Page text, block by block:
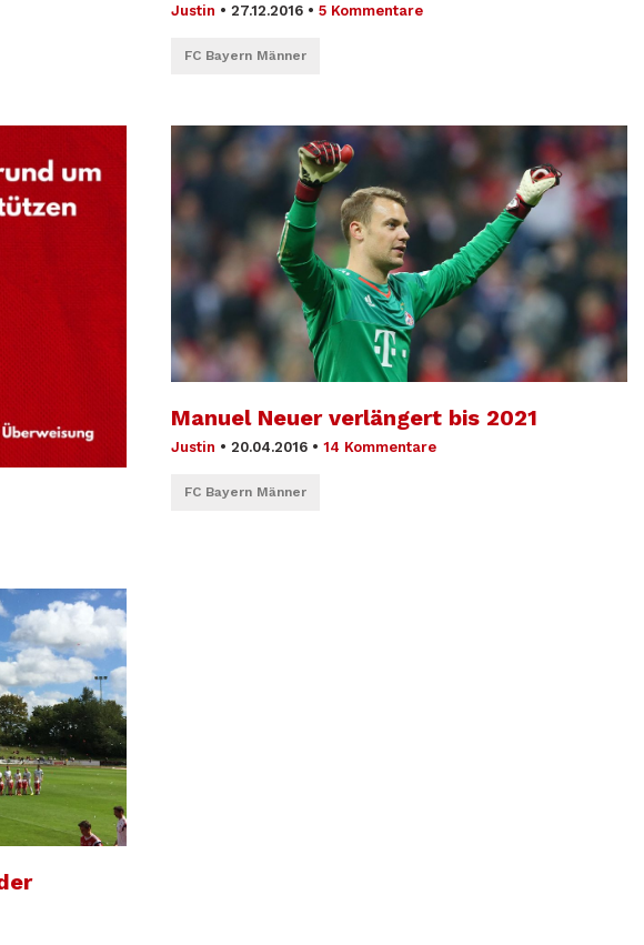
Justin • 27.12.2016 • 5 Kommentare
FC Bayern Männer
Manuel Neuer verlängert bis 2021
Justin • 20.04.2016 • 14 Kommentare
FC Bayern Männer